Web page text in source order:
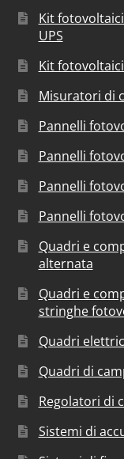
Kit
UPS
Kit
Misuratori di
Pannelli
Pannelli
Pannelli
Pannelli
Quadri e
alternata
Quadri e
stringhe
Quadri
Quadri di
Regolatori di
Sistemi di